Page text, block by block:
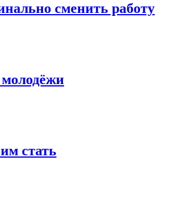
сменить работу
стать